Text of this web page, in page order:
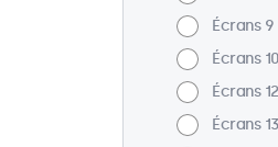
Écrans
Écrans
Écrans
Écrans